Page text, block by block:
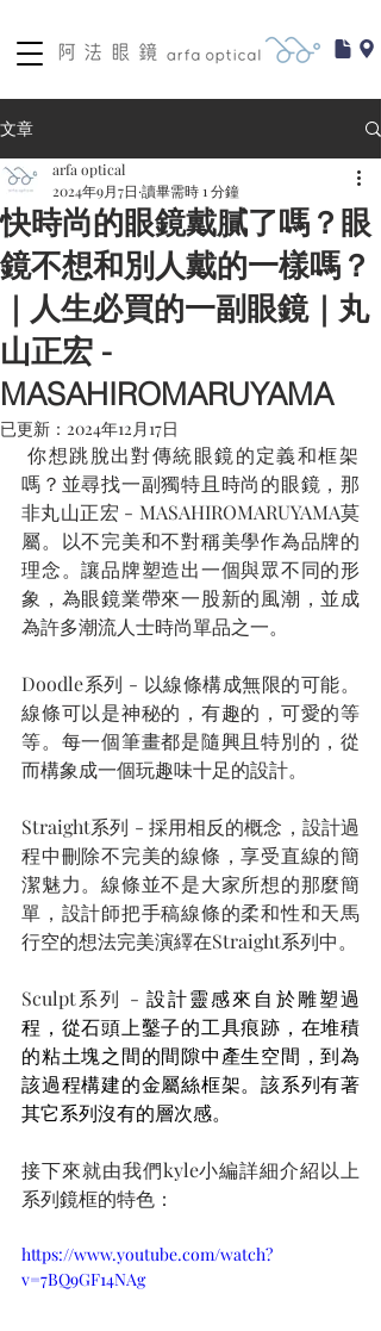
文章
快時尚的眼鏡戴膩了嗎？眼
鏡不想和別人戴的一樣嗎？
｜人生必買的一副眼鏡｜丸
山正宏 -
MASAHIROMARUYAMA
arfa optical
2024年9月7日 讀畢需時 1 分鐘
已更新： 2024年12月17日
你想跳脫出對傳統眼鏡的定義和框架
嗎？並尋找一副獨特且時尚的眼鏡，那
非丸山正宏 - MASAHIROMARUYAMA莫
屬。以不完美和不對稱美學作為品牌的
理念。讓品牌塑造出一個與眾不同的形
象，為眼鏡業帶來一股新的風潮，並成
為許多潮流人士時尚單品之一。
Doodle系列 - 以線條構成無限的可能。
線條可以是神秘的，有趣的，可愛的等
等。每一個筆畫都是隨興且特別的，從
而構象成一個玩趣味十足的設計。
Straight系列 - 採用相反的概念，設計過
程中刪除不完美的線條，享受直線的簡
潔魅力。線條並不是大家所想的那麼簡
單，設計師把手稿線條的柔和性和天馬
行空的想法完美演繹在Straight系列中。
Sculpt系列 - 設計靈感來自於雕塑過
程，從石頭上鑿子的工具痕跡，在堆積
的粘土塊之間的間隙中產生空間，到為
該過程構建的金屬絲框架。該系列有著
其它系列沒有的層次感。
接下來就由我們kyle小編詳細介紹以上
系列鏡框的特色：
https://www.youtube.com/watch?
v=7BQ9GF14NAg